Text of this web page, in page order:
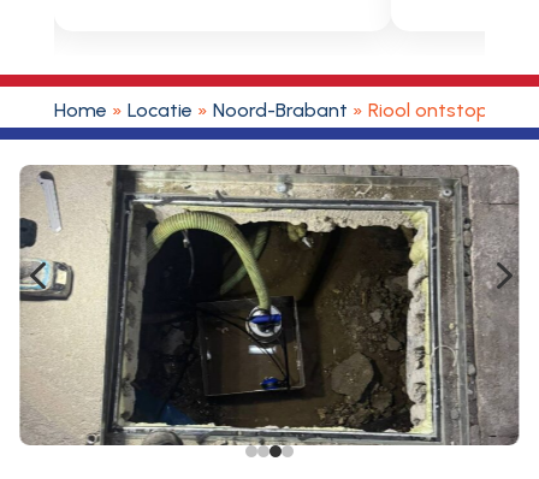
Home » Locatie » Noord-Brabant » Riool ontstoppen
4 5